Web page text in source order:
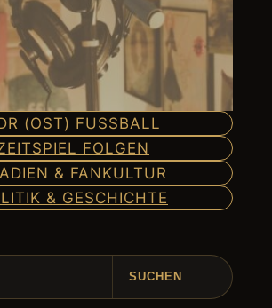
(OST) FUSSBALL
FOLGEN
& FANKULTUR
& GESCHICHTE
SUCHEN